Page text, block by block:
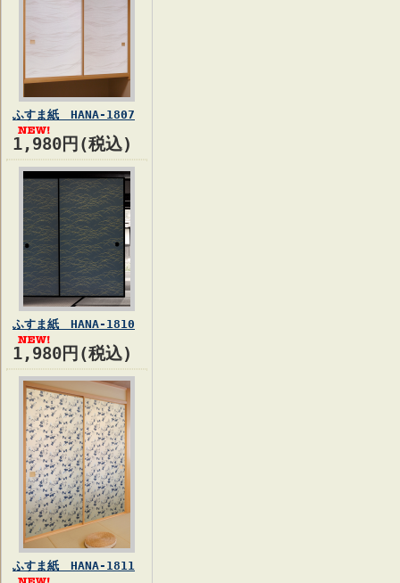
ふすま紙 HANA-1807
1,980円(税込)
ふすま紙 HANA-1810
1,980円(税込)
ふすま紙 HANA-1811